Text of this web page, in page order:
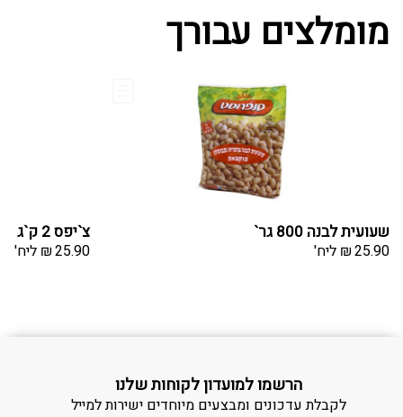
מומלצים עבורך
שעועית לבנה 800 גר`
₪25.90 ליח'
צ`יפס 2 ק`ג
₪25.90 ליח'
הרשמו למועדון לקוחות שלנו
לקבלת עדכונים ומבצעים מיוחדים ישירות למייל